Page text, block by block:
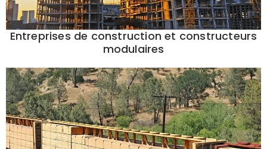
Entreprises de construction et constructeurs
modulaires